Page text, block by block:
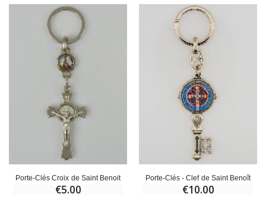
Porte-Clés Croix de Saint Benoit
€5.00
Porte-Clés - Clef de Saint Benoît
€10.00